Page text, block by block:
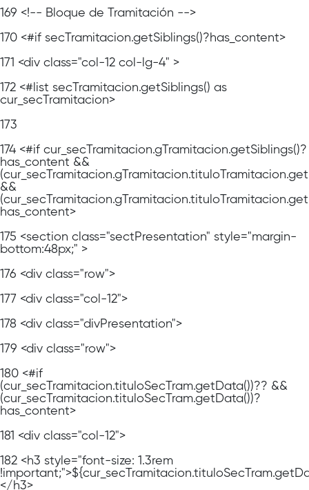
169 <!-- Bloque de Tramitación -->
170 <#if secTramitacion.getSiblings()?has_content>
171 <div class="col-12 col-lg-4" >
172 <#list secTramitacion.getSiblings() as
cur_secTramitacion>
173
174 <#if cur_secTramitacion.gTramitacion.getSiblings()?
has_content &&
&&
has_content>
175 <section class="sectPresentation" style="margin-
bottom:48px;" >
176 <div class="row">
177 <div class="col-12">
178 <div class="divPresentation">
179 <div class="row">
180 <#if
(cur_secTramitacion.tituloSecTram.getData())?? &&
(cur_secTramitacion.tituloSecTram.getData())?
has_content>
181 <div class="col-12">
182 <h3 style="font-size: 1.3rem
</h3>